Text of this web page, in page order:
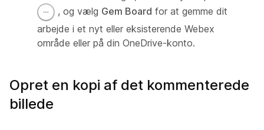
, og vælg Gem Board for at gemme dit
arbejde i et nyt eller eksisterende Webex
område eller på din OneDrive-konto.
Opret en kopi af det kommenterede
billede